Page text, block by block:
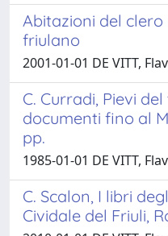
Abitazioni del
friulano
2001-01-01 DE VITT,
C. Curradi, Pievi
documenti fino al
pp.
1985-01-01 DE VITT,
C. Scalon, I libri
Cividale del Friuli,